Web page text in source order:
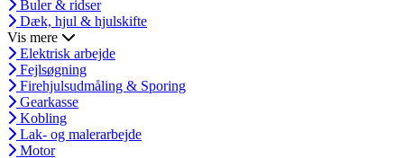
Buler & ridser
Dæk, hjul & hjulskifte
Vis mere
Elektrisk arbejde
Fejlsøgning
Firehjulsudmåling & Sporing
Gearkasse
Kobling
Lak- og malerarbejde
Motor